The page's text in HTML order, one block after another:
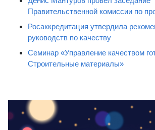
Правительственной комиссии по
Росаккредитация утвердила
руководств по качеству
Семинар «Управление качеством
Строительные материалы»